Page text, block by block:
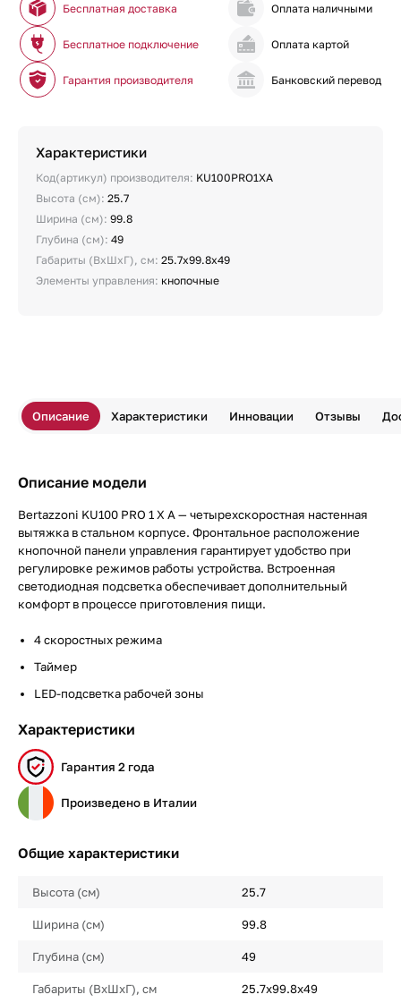
Бесплатная доставка
Бесплатное подключение
Гарантия производителя
Оплата наличными
Оплата картой
Банковский перевод
Характеристики
Код(артикул) производителя: KU100PRO1XA
Высота (см): 25.7
Ширина (см): 99.8
Глубина (см): 49
Габариты (ВхШхГ), см: 25.7x99.8x49
Элементы управления: кнопочные
Описание Характеристики Инновации Отзывы
Описание модели
Bertazzoni KU100 PRO 1 X A — четырехскоростная настенная
вытяжка в стальном корпусе. Фронтальное расположение
кнопочной панели управления гарантирует удобство при
регулировке режимов работы устройства. Встроенная
светодиодная подсветка обеспечивает дополнительный
комфорт в процессе приготовления пищи.
4 скоростных режима
Таймер
LED-подсветка рабочей зоны
Характеристики
Гарантия 2 года
Произведено в Италии
Общие характеристики
Высота (см) 25.7
Ширина (см) 99.8
Глубина (см) 49
Габариты (ВхШхГ), см 25.7x99.8x49